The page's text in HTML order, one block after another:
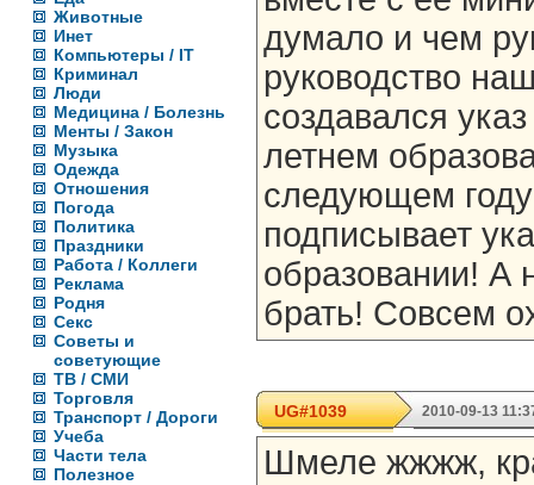
Животные
Инет
Компьютеры / IT
Криминал
Люди
Медицина / Болезнь
Менты / Закон
Музыка
Одежда
Отношения
Погода
Политика
Праздники
Работа / Коллеги
Реклама
Родня
Секс
Советы и
советующие
ТВ / СМИ
Торговля
Транспорт / Дороги
Учеба
Части тела
Полезное
думало и чем
руководство
создавался
летнем
следующем
подписывает
образовании! А
брать! Совсем
UG#1039 2010-09-13
Шмеле жжжж,